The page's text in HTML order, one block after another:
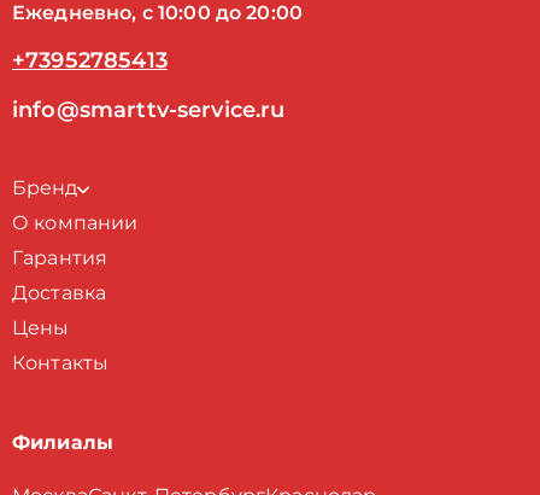
Ежедневно, с 10:00 до 20:00
+73952785413
info@smarttv-service.ru
Бренд
О компании
Гарантия
Доставка
Цены
Контакты
Филиалы